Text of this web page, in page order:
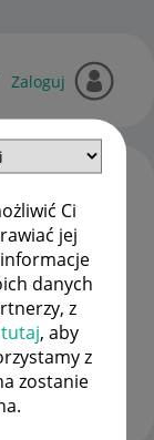
Ci
jej
danych
z
, aby
z
zostanie
Zaloguj